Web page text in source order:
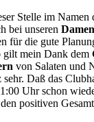
Stelle im Namen
bei unseren
für die gute
gilt mein Dank dem
von Salaten und
sehr. Daß das
Uhr schon
positiven